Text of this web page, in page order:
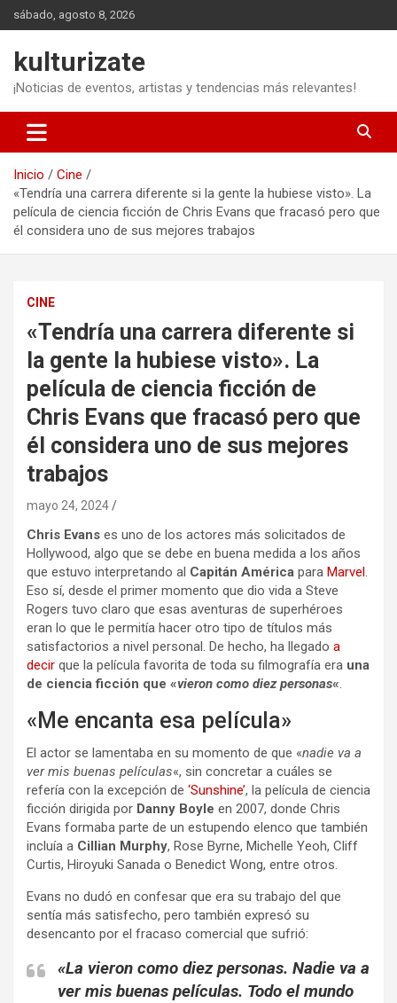
Saltar
al
sábado, agosto 8, 2026
kulturizate
¡Noticias de eventos, artistas y tendencias más relevantes!
Inicio
Cine
«Tendría una carrera diferente si la gente la hubiese visto». La
película de ciencia ficción de Chris Evans que fracasó pero que
él considera uno de sus mejores trabajos
CINE
«Tendría una carrera diferente si
la gente la hubiese visto». La
película de ciencia ficción de
Chris Evans que fracasó pero que
él considera uno de sus mejores
trabajos
mayo 24, 2024
Chris Evans es uno de los actores más solicitados de
Hollywood, algo que se debe en buena medida a los años
que estuvo interpretando al Capitán América para Marvel.
Eso sí, desde el primer momento que dio vida a Steve
Rogers tuvo claro que esas aventuras de superhéroes
eran lo que le permitía hacer otro tipo de títulos más
satisfactorios a nivel personal. De hecho, ha llegado a
decir que la película favorita de toda su filmografía era una
de ciencia ficción que «vieron como diez personas«.
«Me encanta esa película»
El actor se lamentaba en su momento de que «nadie va a
ver mis buenas películas«, sin concretar a cuáles se
refería con la excepción de ‘Sunshine’, la película de ciencia
ficción dirigida por Danny Boyle en 2007, donde Chris
Evans formaba parte de un estupendo elenco que también
incluía a Cillian Murphy, Rose Byrne, Michelle Yeoh, Cliff
Curtis, Hiroyuki Sanada o Benedict Wong, entre otros.
Evans no dudó en confesar que era su trabajo del que
sentía más satisfecho, pero también expresó su
desencanto por el fracaso comercial que sufrió:
«La vieron como diez personas. Nadie va a
ver mis buenas películas. Todo el mundo